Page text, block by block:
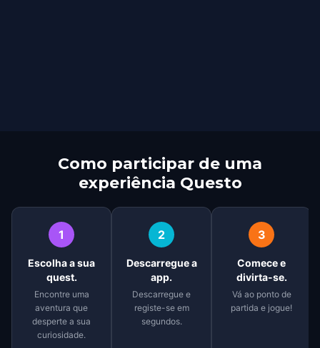
Como participar de uma
experiência Questo
1
Escolha a sua
quest.
Encontre uma
aventura que
desperte a sua
curiosidade.
2
Descarregue a
app.
Descarregue e
registe-se em
segundos.
3
Comece e
divirta-se.
Vá ao ponto de
partida e jogue!